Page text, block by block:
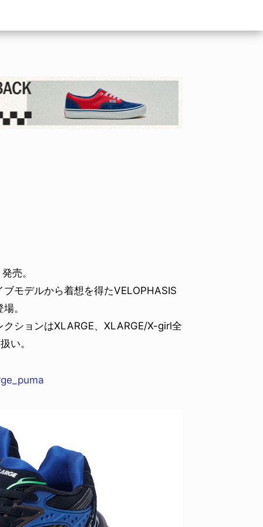
売。
モデルから着想を得たVELOPHASIS
。
ションはXLARGE、XLARGE/X-girl全
い。